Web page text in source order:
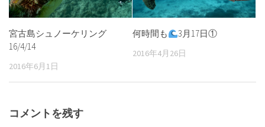
宮古島シュノーケリング
16/4/14
2016年6月1日
何時間も 3月17日①
2016年4月26日
コメントを残す